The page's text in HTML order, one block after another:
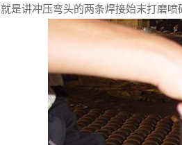
就是讲冲压弯头的两条焊接始末打磨